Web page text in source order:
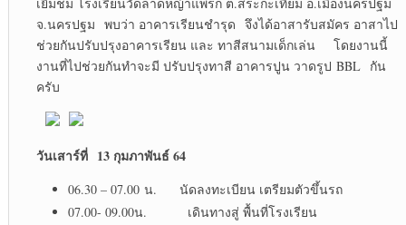
จ.นครปฐม พบว่า อาคารเรียนชำรุด จึงได้อาสารับสมัคร อาสาไป
ช่วยกันปรับปรุงอาคารเรียน และ ทาสีสนามเด็กเล่น โดยงานนี้
งานที่ไปช่วยกันทำจะมี ปรับปรุงทาสี อาคารปูน วาดรูป BBL กัน
ครับ
วันเสาร์ที่ 13 กุมภาพันธ์ 64
06.30 – 07.00 น. นัดลงทะเบียน เตรียมตัวขึ้นรถ
07.00- 09.00น. เดินทางสู่ พื้นที่โรงเรียน